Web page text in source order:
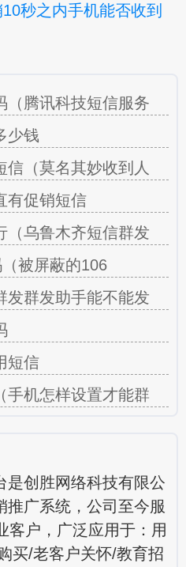
秒之内手机能否收到
（腾讯科技短信服务
少钱
信（莫名其妙收到人
有促销短信
（乌鲁木齐短信群发
被屏蔽的106
发群发助手能不能发
短信
手机怎样设置才能群
是创胜网络科技有限公
推广系统，公司至今服
客户，广泛应用于：用
买/老客户关怀/教育招